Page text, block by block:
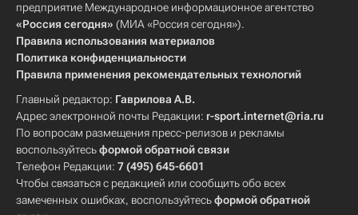
предприятие Международное информационное агентство
«Россия сегодня» (МИА «Россия сегодня»).
Правила использования материалов
Политика конфиденциальности
Правила применения рекомендательных технологий
Главный редактор: Гаврилова А.В.
Адрес электронной почты Редакции: r-sport.internet@ria.ru
По вопросам размещения пресс-релизов и рекламы
воспользуйтесьформой обратной связи
Телефон Редакции: 7 (495) 645-6601
Чтобы связаться с редакцией или сообщить обо всех
замеченных ошибках, воспользуйтесьформой обратной